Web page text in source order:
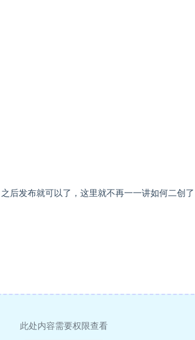
后发布就可以了，这里就不再一一讲如何二创
此处内容需要权限查看